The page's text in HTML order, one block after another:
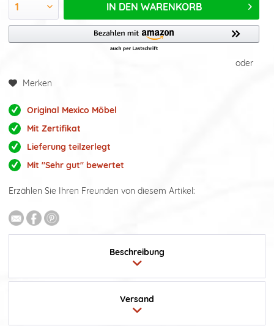
IN DEN WARENKORB
oder
Merken
Original Mexico Möbel
Mit Zertifikat
Lieferung teilzerlegt
Mit "Sehr gut" bewertet
Erzählen Sie Ihren Freunden von diesem Artikel:
Beschreibung
Versand